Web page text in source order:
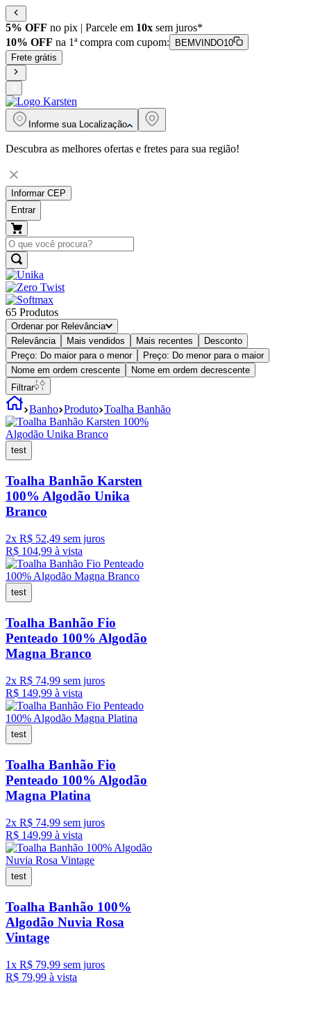
5% OFF no pix | Parcele em 10x sem juros*
10% OFF na 1ª compra com cupom:
BEMVINDO10
Frete grátis
Informe sua Localização
Descubra as melhores ofertas e fretes para sua região!
Informar CEP
Entrar
65 Produtos
Ordenar por Relevância
Relevância
Mais vendidos Mais recentes
Desconto
Preço: Do maior para o menor
Preço: Do menor para o maior
Nome em ordem crescente
Nome em ordem decrescente
Filtrar
Banho Produto Toalha Banhão
test
Toalha Banhão Karsten
100% Algodão Unika
Branco
2x R$ 52,49 sem juros
R$ 104,99 à vista
test
Toalha Banhão Fio
Penteado 100% Algodão
Magna Branco
2x R$ 74,99 sem juros
R$ 149,99 à vista
test
Toalha Banhão Fio
Penteado 100% Algodão
Magna Platina
2x R$ 74,99 sem juros
R$ 149,99 à vista
test
Toalha Banhão 100%
Algodão Nuvia Rosa
Vintage
1x R$ 79,99 sem juros
R$ 79,99 à vista